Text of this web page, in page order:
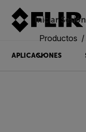
Iniciar Sesión
APLICACIONES
Productos